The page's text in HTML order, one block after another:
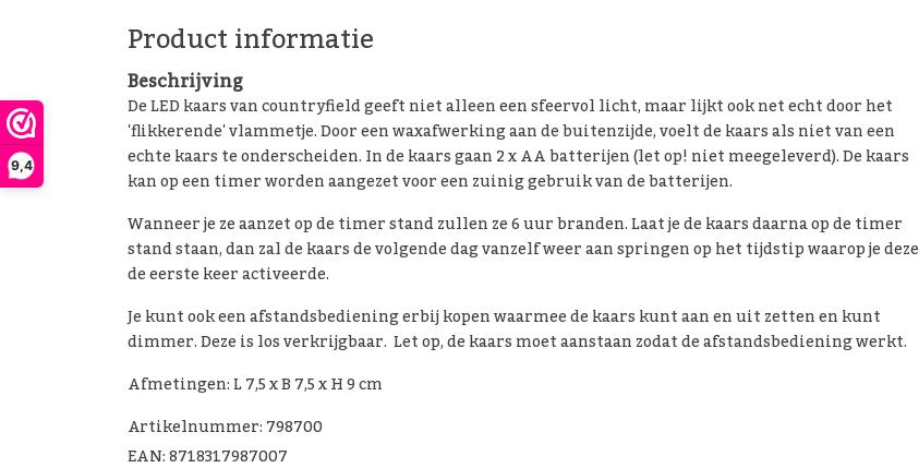
9,4
Product informatie
Beschrijving
De LED kaars van countryfield geeft niet alleen een sfeervol licht, maar lijkt ook net echt door het
'flikkerende' vlammetje. Door een waxafwerking aan de buitenzijde, voelt de kaars als niet van een
echte kaars te onderscheiden. In de kaars gaan 2 x AA batterijen (let op! niet meegeleverd). De kaars
kan op een timer worden aangezet voor een zuinig gebruik van de batterijen.
Wanneer je ze aanzet op de timer stand zullen ze 6 uur branden. Laat je de kaars daarna op de timer
stand staan, dan zal de kaars de volgende dag vanzelf weer aan springen op het tijdstip waarop je deze
de eerste keer activeerde.
Je kunt ook een afstandsbediening erbij kopen waarmee de kaars kunt aan en uit zetten en kunt
dimmer. Deze is los verkrijgbaar. Let op, de kaars moet aanstaan zodat de afstandsbediening werkt.
Afmetingen: L 7,5 x B 7,5 x H 9 cm
Artikelnummer: 798700
EAN: 8718317987007